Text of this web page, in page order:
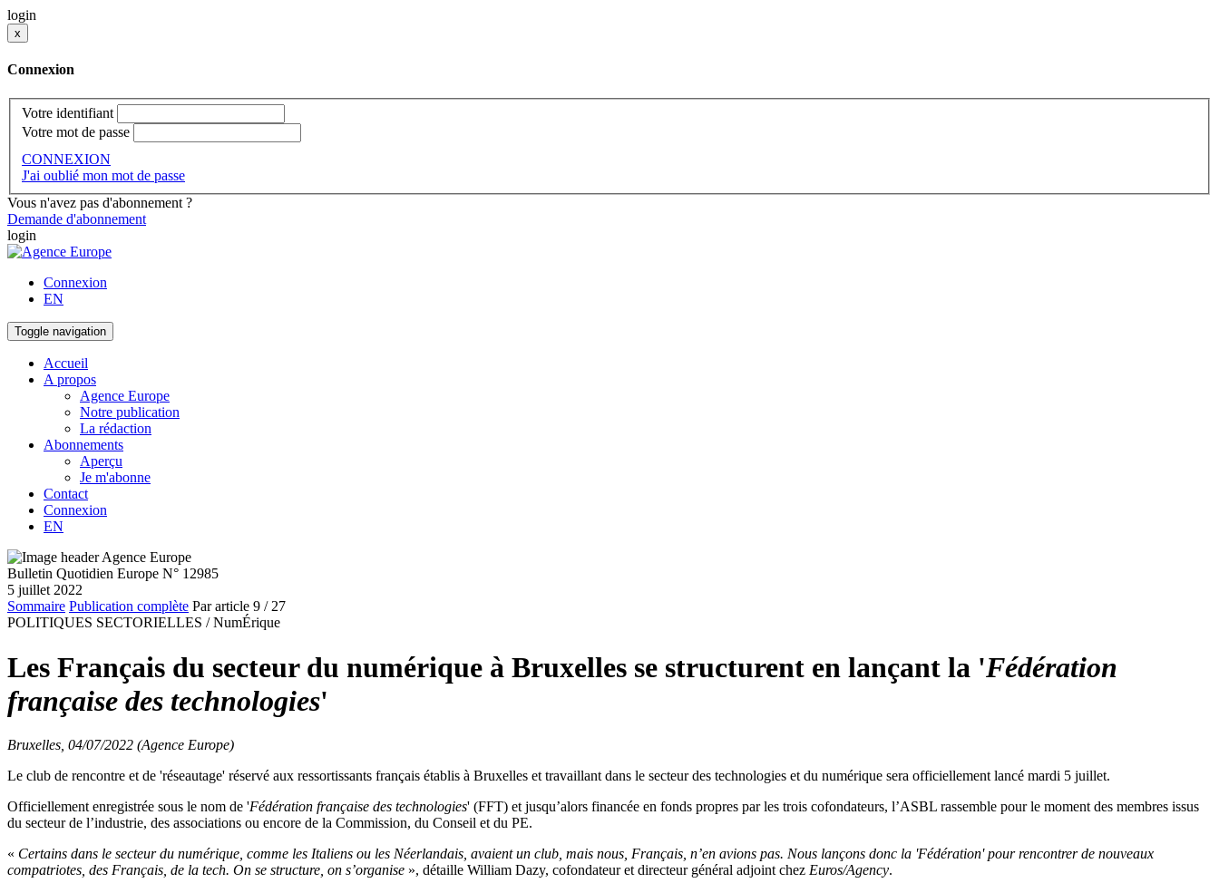
login
x
Connexion
Votre identifiant
Votre mot de passe
CONNEXION
J'ai oublié mon mot de passe
Vous n'avez pas d'abonnement ?
Demande d'abonnement
login
Connexion
EN
Toggle navigation
Accueil
A propos
Agence Europe
Notre publication
La rédaction
Abonnements
Aperçu
Je m'abonne
Contact
Connexion
EN
Bulletin Quotidien Europe N° 12985
5 juillet 2022
Sommaire Publication complète Par article 9 / 27
POLITIQUES SECTORIELLES / NumÉrique
Les Français du secteur du numérique à Bruxelles se structurent en lançant la 'Fédération
française des technologies'
Bruxelles, 04/07/2022 (Agence Europe)
Le club de rencontre et de 'réseautage' réservé aux ressortissants français établis à Bruxelles et travaillant dans le secteur des technologies et du numérique sera officiellement lancé mardi 5 juillet.
Officiellement enregistrée sous le nom de 'Fédération française des technologies' (FFT) et jusqu’alors financée en fonds propres par les trois cofondateurs, l’ASBL rassemble pour le moment des membres issus
du secteur de l’industrie, des associations ou encore de la Commission, du Conseil et du PE.
« Certains dans le secteur du numérique, comme les Italiens ou les Néerlandais, avaient un club, mais nous, Français, n’en avions pas. Nous lançons donc la 'Fédération' pour rencontrer de nouveaux
compatriotes, des Français, de la tech. On se structure, on s’organise », détaille William Dazy, cofondateur et directeur général adjoint chez Euros/Agency.